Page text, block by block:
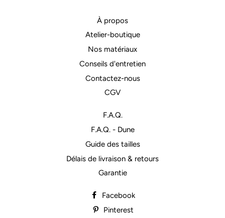
À propos
Atelier-boutique
Nos matériaux
Conseils d'entretien
Contactez-nous
CGV
F.A.Q.
F.A.Q. - Dune
Guide des tailles
Délais de livraison & retours
Garantie
Facebook
Pinterest